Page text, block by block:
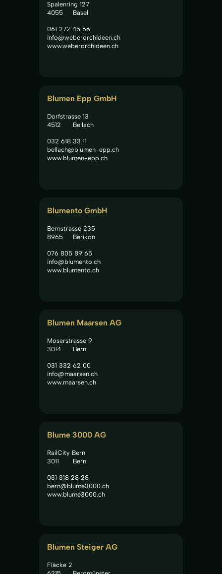
Spalenring 127
4055
Basel
061 272 45 66
info@weberorchideen.ch
www.weberorchideen.ch
Blumen Epp GmbH
Dorfstrasse 13
4512
Bellach
032 618 33 11
bellach@blumen-epp.ch
www.blumen-epp.ch
Blumento GmbH
Bernstrasse 235
8965
Berikon
076 805 89 65
info@blumento.ch
www.blumento.ch
Blumen Maarsen AG
Moserstrasse 9
3014
Bern
031 332 62 00
info@maarsen.ch
www.maarsen.ch
Blume 3000 AG
RailCity Bern
3011
Bern
031 318 28 28
bern@blume3000.ch
www.blume3000.ch
Blumen Steiger AG
Fläcke 2